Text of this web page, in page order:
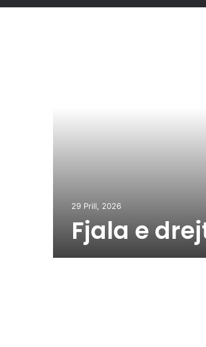
29 Prill, 2026
Fjala e